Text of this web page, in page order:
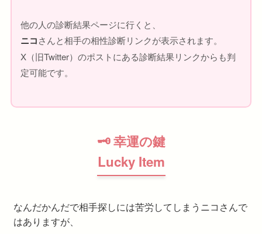
他の人の診断結果ページに行くと、
ニコさんと相手の相性診断リンクが表示されます。
X（旧Twitter）のポストにある診断結果リンクからも判
定可能です。
🗝 幸運の鍵
Lucky Item
なんだかんだで相手探しには苦労してしまうニコさんで
はありますが、